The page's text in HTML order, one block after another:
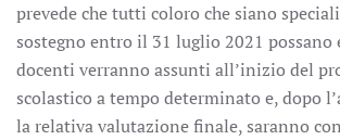
prevede che tutti coloro che siano
sostegno entro il 31 luglio 2021 possano
docenti verranno assunti all’inizio del
scolastico a tempo determinato e, dopo
la relativa valutazione finale, saranno